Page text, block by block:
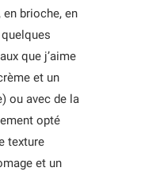
en brioche, en
que j’aime
et un
ou avec de la
opté
texture
et un